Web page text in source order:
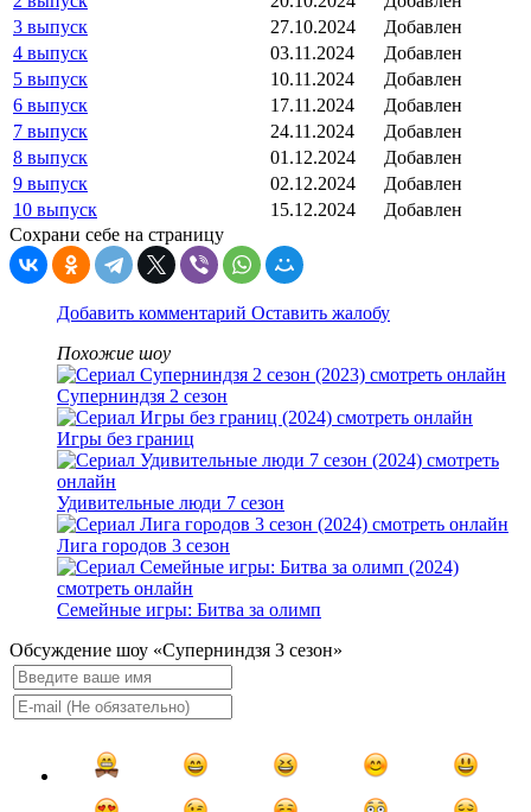
3 выпуск
27.10.2024
Добавлен
4 выпуск
03.11.2024
Добавлен
5 выпуск
10.11.2024
Добавлен
6 выпуск
17.11.2024
Добавлен
7 выпуск
24.11.2024
Добавлен
8 выпуск
01.12.2024
Добавлен
9 выпуск
02.12.2024
Добавлен
10 выпуск
15.12.2024
Добавлен
Сохрани себе на страницу
Добавить комментарий Оставить жалобу
Похожие шоу
Суперниндзя 2 сезон
Игры без границ
Удивительные люди 7 сезон
Лига городов 3 сезон
Семейные игры: Битва за олимп
Обсуждение шоу «Суперниндзя 3 сезон»